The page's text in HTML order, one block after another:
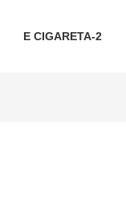
E CIGARETA-2